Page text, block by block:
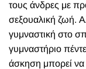
τους άνδρες με
σεξουαλική ζωή.
γυμναστική στο
γυμναστήριο
άσκηση μπορεί να